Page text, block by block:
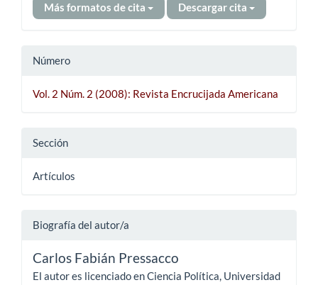
Más formatos de cita Descargar cita
Número
Vol. 2 Núm. 2 (2008): Revista Encrucijada Americana
Sección
Artículos
Biografía del autor/a
Carlos Fabián Pressacco
El autor es licenciado en Ciencia Política, Universidad